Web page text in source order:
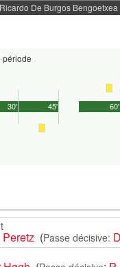
De Burgos Bengoetxea
période
45'
30' 60'
Peretz (Passe décisive: